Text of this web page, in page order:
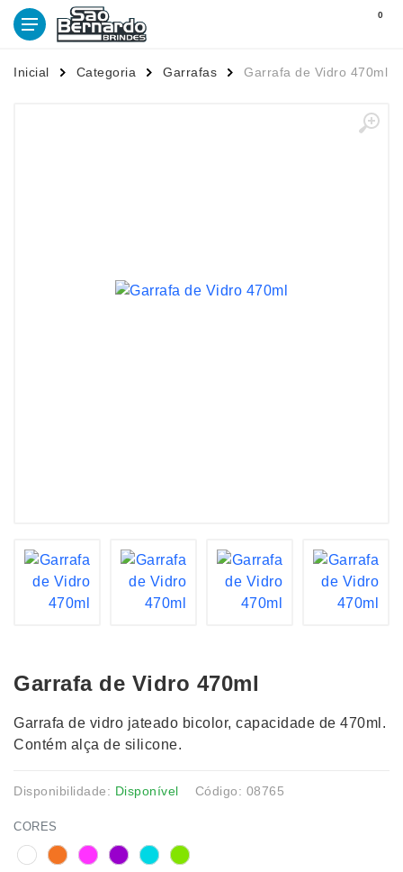
0
Inicial Categoria Garrafas Garrafa de Vidro 470ml
Garrafa de Vidro 470ml
Garrafa de vidro jateado bicolor, capacidade de 470ml.
Contém alça de silicone.
Disponibilidade: Disponível Código: 08765
CORES